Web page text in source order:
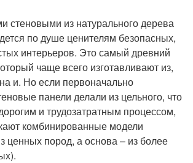
стеновыми из натурального дерева
по душе ценителям безопасных,
интерьеров. Это самый древний
чаще всего изготавливают из,
и. Но если первоначально
панели делали из цельного, что
и трудозатратным процессом,
комбинированные модели
ценных пород, а основа – из более